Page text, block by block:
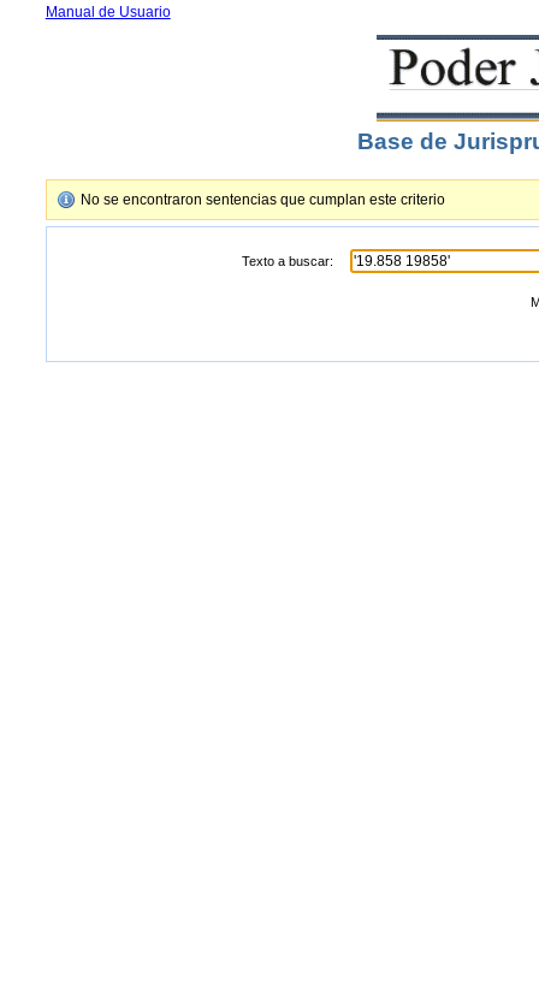
Manual de Usuario
Base de
No se encontraron sentencias que cumplan este criterio
Texto a buscar: